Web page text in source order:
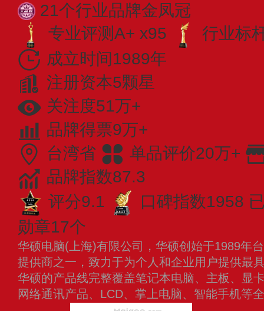
21个行业品牌金凤冠
专业评测A+ x95
行业标
成立时间1989年
注册资本5颗星
关注度51万+
品牌得票9万+
台湾省
单品评价20万+
品牌指数87.3
评分9.1
口碑指数1958
勋章17个
华硕电脑(上海)有限公司，华硕创始于1989年
提供商之一，致力于为个人和企业用户提供最
华硕的产品线完整覆盖笔记本电脑、主板、显
网络通讯产品、LCD、掌上电脑、智能手机等